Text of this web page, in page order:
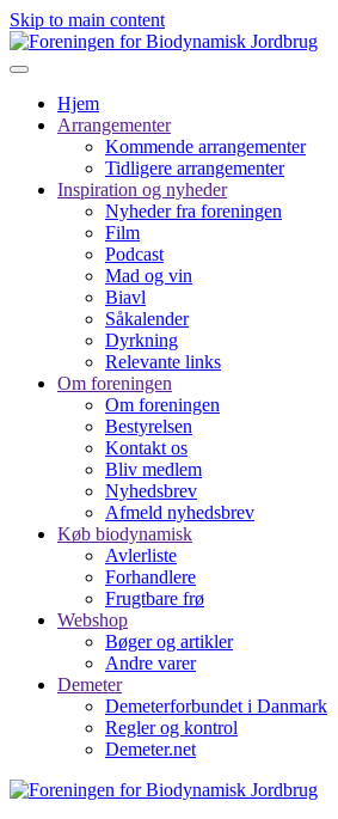
Skip to main content
Hjem
Arrangementer
Kommende arrangementer
Tidligere arrangementer
Inspiration og nyheder
Nyheder fra foreningen
Film
Podcast
Mad og vin
Biavl
Såkalender
Dyrkning
Relevante links
Om foreningen
Om foreningen
Bestyrelsen
Kontakt os
Bliv medlem
Nyhedsbrev
Afmeld nyhedsbrev
Køb biodynamisk
Avlerliste
Forhandlere
Frugtbare frø
Webshop
Bøger og artikler
Andre varer
Demeter
Demeterforbundet i Danmark
Regler og kontrol
Demeter.net